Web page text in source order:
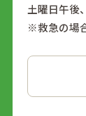
土曜日午後
※救急の場